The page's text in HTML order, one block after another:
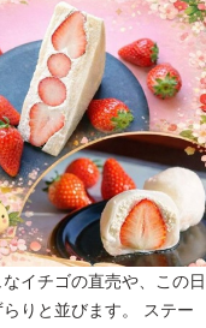
イチゴの直売や、この日
りと並びます。 ステー